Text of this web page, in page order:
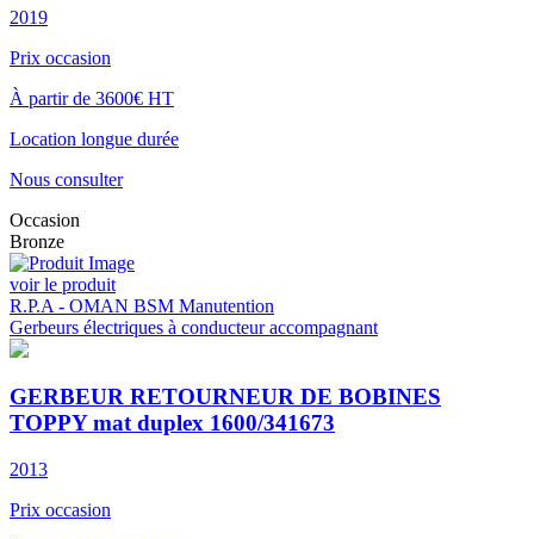
2019
Prix occasion
À partir de 3600€ HT
Location longue durée
Nous consulter
Occasion
Bronze
voir le produit
R.P.A - OMAN BSM Manutention
Gerbeurs électriques à conducteur accompagnant
GERBEUR RETOURNEUR DE BOBINES
TOPPY mat duplex 1600/341673
2013
Prix occasion